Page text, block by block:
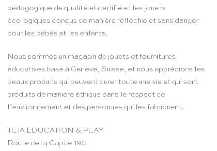
pédagogique de qualité et certifié et les jouets
écologiques conçus de manière réfléchie et sans danger
pour les bébés et les enfants.
Nous sommes un magasin de jouets et fournitures
éducatives basé à Genève, Suisse, et nous apprécions les
beaux produits qui peuvent durer toute une vie et qui sont
produits de manière éthique dans le respect de
l’environnement et des personnes qui les fabriquent.
TEIA EDUCATION & PLAY
Route de la Capite 190